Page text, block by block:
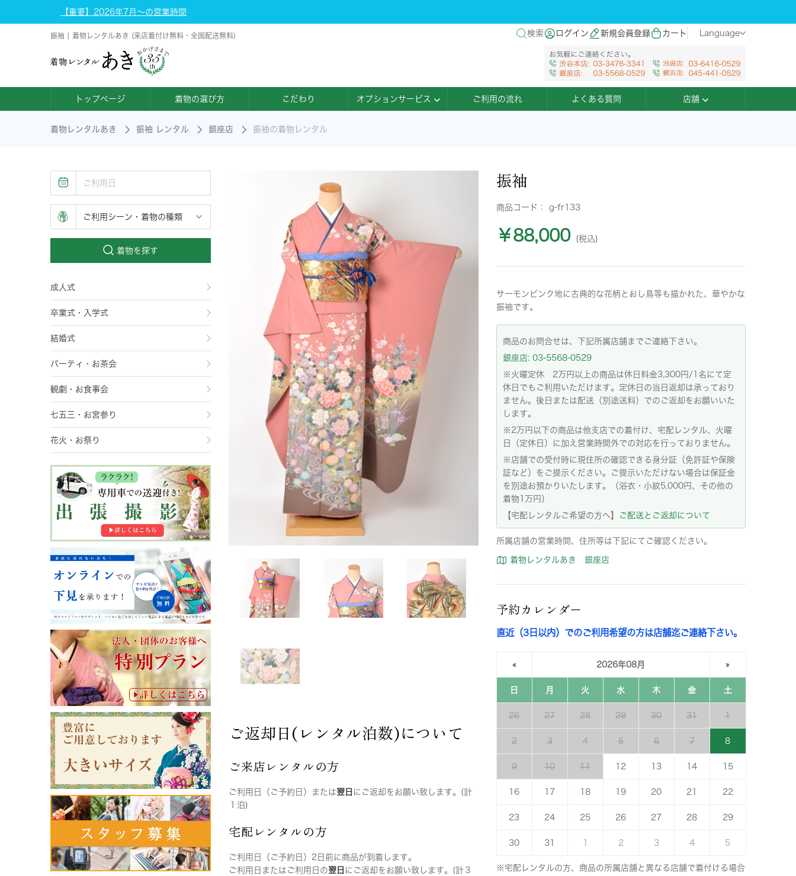
【重要】2026年7月～の営業時間
振袖 | 着物レンタルあき (来店着付け無料・全国配送無料) 検索 ログイン 新規会員登録 カート Language
トップページ 着物の選び方 こだわり オプションサービス ご利用の流れ よくある質問 店舗
着物レンタルあき 振袖 レンタル 銀座店 振袖の着物レンタル
着物を探す
成人式
卒業式・入学式
結婚式
パーティ・お茶会
観劇・お食事会
七五三・お宮参り
花火・お祭り
ご返却日(レンタル泊数)について
ご来店レンタルの方
ご利用日（ご予約日）または翌日 にご返却をお願い致します。(計
１泊)
宅配レンタルの方
ご利用日（ご予約日）2日前に商品が到着します。
ご利用日またはご利用日の翌日 にご返却をお願い致します。(計３
振袖
商品コード： g-fr133
￥88,000 (税込)
サーモンピンク地に古典的な花柄とおし鳥等も描かれた、華やかな
振袖です。
商品のお問合せは、下記所属店舗までご連絡下さい。
銀座店: 03-5568-0529
※火曜定休 2万円以上の商品は休日料金3,300円/1名にて定
休日でもご利用いただけます。定休日の当日返却は承っており
ません。後日または配送（別途送料）でのご返却をお願いいた
します。
※2万円以下の商品は他支店での着付け、宅配レンタル、火曜
日（定休日）に加え営業時間外での対応を行っておりません。
※店舗での受付時に現住所の確認できる身分証（免許証や保険
証など）をご提示ください。ご提示いただけない場合は保証金
を別途お預かりいたします。（浴衣・小紋5,000円、その他の
着物1万円）
【宅配レンタルご希望の方へ】
ご配送とご返却について
所属店舗の営業時間、住所等は下記にてご確認ください。
着物レンタルあき 銀座店
予約カレンダー
直近（3日以内）でのご利用希望の方は店舗迄ご連絡下さい。
« 2026年08月 »
日 月 火 水 木 金 土
26 27 28 29 30 31 1
2 3 4 5 6 7 8
9 10 11 12 13 14 15
16 17 18 19 20 21 22
23 24 25 26 27 28 29
30 31 2 3 4 5
※宅配レンタルの方、商品の所属店舗と異なる店舗で着付ける場合